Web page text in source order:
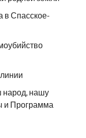
в Спасское-
народ, нашу
и Программа